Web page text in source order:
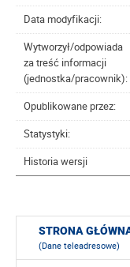
Data modyfikacji:
Wytworzył/odpowiada
za treść informacji
(jednostka/pracownik):
Opublikowane przez:
Statystyki:
Historia wersji
STRONA
(Dane teleadresowe)